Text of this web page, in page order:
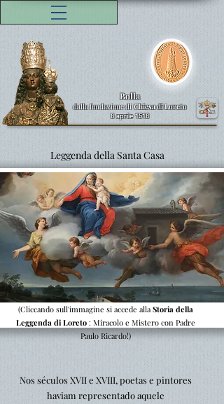
Bolla
dalla fondazione di Chiesa di Loreto
8 aprile 1518
Nos séculos XVII e XVIII, poetas e pintores
haviam representado aquele
(Cliccando sull'immagine si accede allaStoria della
Leggenda di Loreto : Miracolo e Mistero con Padre
Paulo Ricardo!)
Leggenda della Santa Casa